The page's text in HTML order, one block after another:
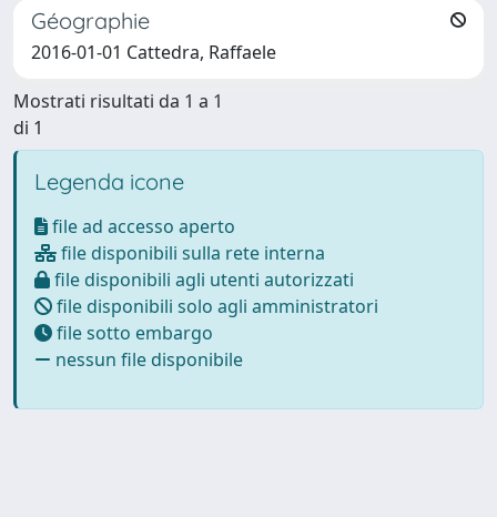
Géographie
2016-01-01 Cattedra, Raffaele
Mostrati risultati da 1 a 1
di 1
Legenda icone
file ad accesso aperto
file disponibili sulla rete interna
file disponibili agli utenti autorizzati
file disponibili solo agli amministratori
file sotto embargo
nessun file disponibile